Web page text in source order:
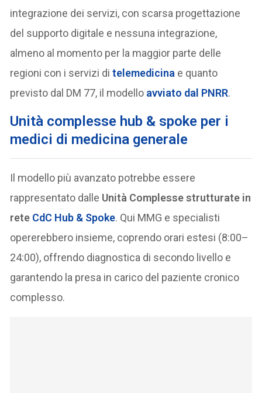
integrazione dei servizi, con scarsa progettazione
del supporto digitale e nessuna integrazione,
almeno al momento per la maggior parte delle
regioni con i servizi ditelemedicina e quanto
previsto dal DM 77, il modello avviato dal PNRR.
Unità complesse hub & spoke per i
medici di medicina generale
Il modello più avanzato potrebbe essere
rappresentato dalle Unità Complesse strutturate in
rete CdC Hub & Spoke. Qui MMG e specialisti
opererebbero insieme, coprendo orari estesi (8:00–
24:00), offrendo diagnostica di secondo livello e
garantendo la presa in carico del paziente cronico
complesso.